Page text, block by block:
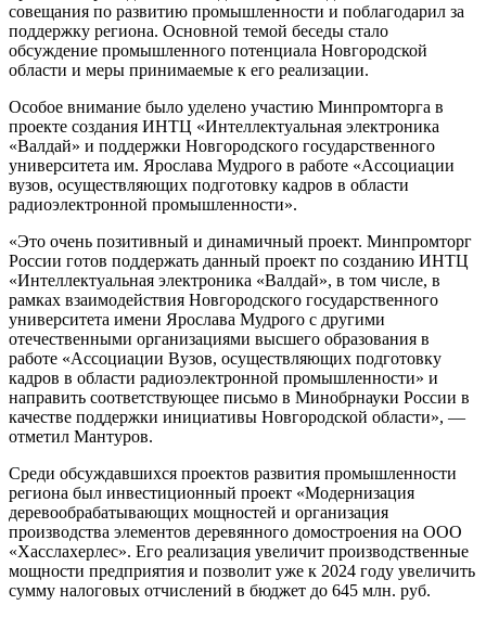
совещания по развитию промышленности и поблагодарил за
поддержку региона. Основной темой беседы стало
обсуждение промышленного потенциала Новгородской
области и меры принимаемые к его реализации.
Особое внимание было уделено участию Минпромторга в
проекте создания ИНТЦ «Интеллектуальная электроника
«Валдай» и поддержки Новгородского государственного
университета им. Ярослава Мудрого в работе «Ассоциации
вузов, осуществляющих подготовку кадров в области
радиоэлектронной промышленности».
«Это очень позитивный и динамичный проект. Минпромторг
России готов поддержать данный проект по созданию ИНТЦ
«Интеллектуальная электроника «Валдай», в том числе, в
рамках взаимодействия Новгородского государственного
университета имени Ярослава Мудрого с другими
отечественными организациями высшего образования в
работе «Ассоциации Вузов, осуществляющих подготовку
кадров в области радиоэлектронной промышленности» и
направить соответствующее письмо в Минобрнауки России в
качестве поддержки инициативы Новгородской области», —
отметил Мантуров.
Среди обсуждавшихся проектов развития промышленности
региона был инвестиционный проект «Модернизация
деревообрабатывающих мощностей и организация
производства элементов деревянного домостроения на ООО
«Хасслахерлес». Его реализация увеличит производственные
мощности предприятия и позволит уже к 2024 году увеличить
сумму налоговых отчислений в бюджет до 645 млн. руб.